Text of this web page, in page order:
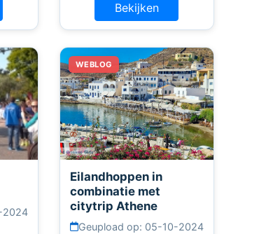
Bekijken
2024
Eilandhoppen in
combinatie met
citytrip Athene
Geupload op: 05-10-2024